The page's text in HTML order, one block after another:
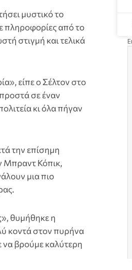
μυστικό το
πληροφορίες από το
στιγμή και τελικά
είπε ο Σέλτον στο
σε έναν
κι όλα πήγαν
την επίσημη
Μπραντ Κόπικ,
μια πιο
θυμήθηκε η
κοντά στον πυρήνα
να βρούμε καλύτερη